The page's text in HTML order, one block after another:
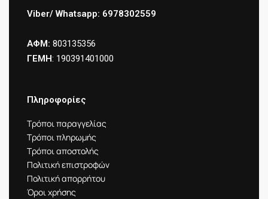
Viber/ Whatsapp: 6978302559
ΑΦΜ: 803135356
ΓΕΜΗ: 190391401000
Πληροφορίες
Τρόποι παραγγελίας
Τρόποι πληρωμής
Τρόποι αποστολής
Πολιτική επιστροφών
Πολιτική απορρήτου
Όροι χρήσης